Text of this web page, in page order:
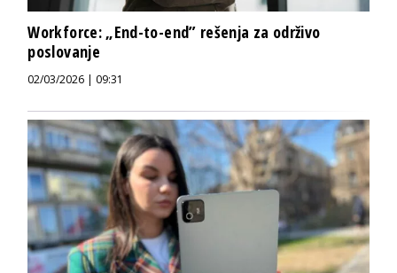
Workforce: „End-to-end” rešenja za održivo
poslovanje
02/03/2026 | 09:31